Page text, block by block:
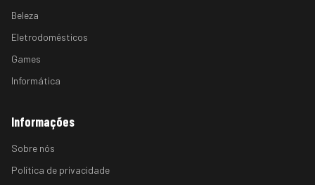
Beleza
Eletrodomésticos
Games
Informática
Informações
Sobre nós
Política de privacidade